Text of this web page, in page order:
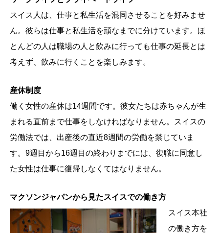
スイス人は、仕事と私生活を混同させることを好みませ
ん。彼らは仕事と私生活を頑なまでに分けています。ほ
とんどの人は職場の人と飲みに行っても仕事の延長とは
考えず、飲みに行くことを楽しみます。
産休制度
働く女性の産休は14週間です。彼女たちは赤ちゃんが生
まれる直前まで仕事をしなければなりません。スイスの
労働法では、出産後の直近8週間の労働を禁じていま
す。9週目から16週目の終わりまでには、復職に同意し
た女性は仕事に復帰しなくてはなりません。
マクソンジャパンから見たスイスでの働き方
スイス本社
の働き方を